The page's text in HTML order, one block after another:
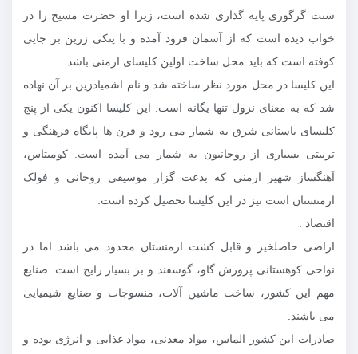
سنت گرگوری پایه گذاری شده است، زیرا او حضرت مسیح را در
خواب دیده است که از آسمان فرود آمده و با پتکی زرین بر جایی
کوفته است که باید محل ساخت اولین کلیسای ارمنی باشد.
این کلیسا در محل مورد نظر ساخته شد و نام اشمیادزین بر آن نهاده
شد که به معنای نزول تنها یگانه است. این کلیسا اکنون یکی از پنج
کلیسای باستانی شرق به شمار می رود و قرن ها پایگاه فرهنگی و
تربیتی بسیاری از روحانیون به شمار می آمده است. کومیتاس،
آهنگساز شهیر ارمنی که بدعت گزار موسیقی روحانی و فولک
ارمنستان است نیز در این کلیسا تحصیل کرده است.
اقتصاد :
اراضی حاصلخیز و قابل کشت ارمنستان محدود می باشد اما در
نواحی کوهستانی پرورش گاو، گوسفند و بز بسیار رایج است. صنایع
مهم این کشور، ساخت ماشین آلات، منسوجات و صنایع شیمیایی
می باشند.
صادرات این کشور الماس، مواد معدنی، مواد غذایی و انرژی بوده و